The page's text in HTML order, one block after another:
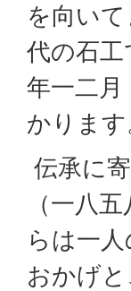
を向い
代の石
年一二
かります
伝承に
（一八
らは一
おかげ